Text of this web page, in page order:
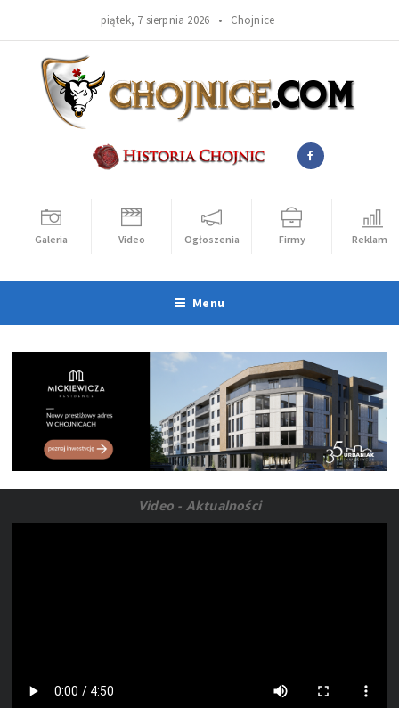
piątek, 7 sierpnia 2026 • Chojnice
Galeria Video Ogłoszenia Firmy Reklama
Menu
Video - Aktualności